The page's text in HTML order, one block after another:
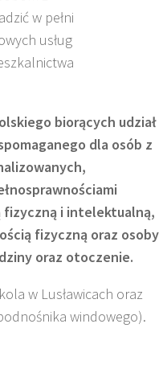
w pełni
usług
biorących udział
dla osób z
fizyczną i intelektualną,
fizyczną oraz osoby
oraz otoczenie.
w Lusławicach oraz
windowego).